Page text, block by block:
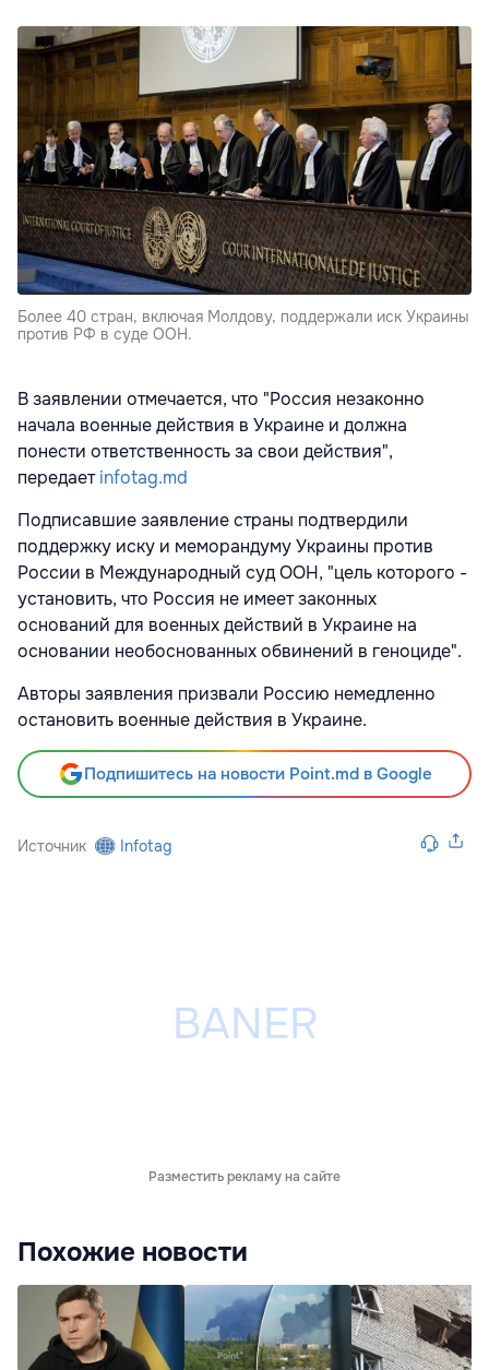
Более 40 стран, включая Молдову, поддержали иск Украины
против РФ в суде ООН.
В заявлении отмечается, что "Россия незаконно
начала военные действия в Украине и должна
понести ответственность за свои действия",
передаетinfotag.md
Подписавшие заявление страны подтвердили
поддержку иску и меморандуму Украины против
России в Международный суд ООН, "цель которого -
установить, что Россия не имеет законных
оснований для военных действий в Украине на
основании необоснованных обвинений в геноциде".
Авторы заявления призвали Россию немедленно
остановить военные действия в Украине.
Подпишитесь на новости Point.md в Google
Источник Infotag
Разместить рекламу на сайте
Похожие новости